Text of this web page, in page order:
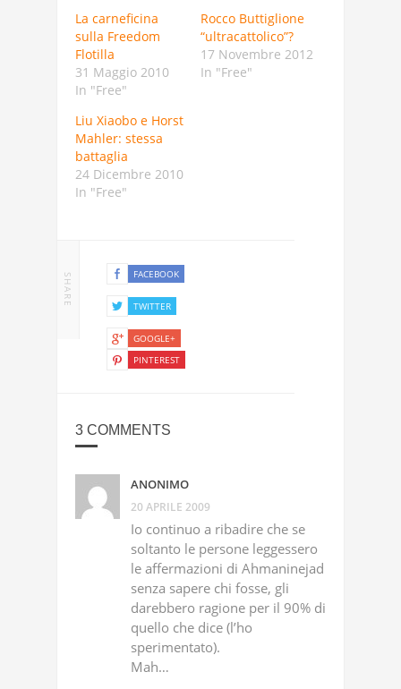
La carneficina
sulla Freedom
Flotilla
31 Maggio 2010
In "Free"
Rocco Buttiglione
“ultracattolico”?
17 Novembre 2012
In "Free"
Liu Xiaobo e Horst
Mahler: stessa
battaglia
24 Dicembre 2010
In "Free"
SHARE FACEBOOK
TWITTER
GOOGLE+
PINTEREST
3 COMMENTS
ANONIMO
20 APRILE 2009
Io continuo a ribadire che se
soltanto le persone leggessero
le affermazioni di Ahmaninejad
senza sapere chi fosse, gli
darebbero ragione per il 90% di
quello che dice (l’ho
sperimentato).
Mah…